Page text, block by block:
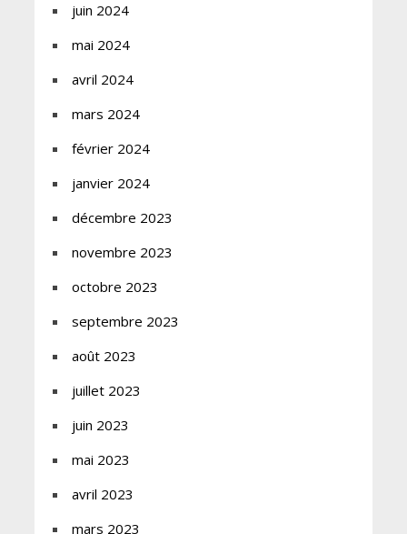
juin 2024
mai 2024
avril 2024
mars 2024
février 2024
janvier 2024
décembre 2023
novembre 2023
octobre 2023
septembre 2023
août 2023
juillet 2023
juin 2023
mai 2023
avril 2023
mars 2023